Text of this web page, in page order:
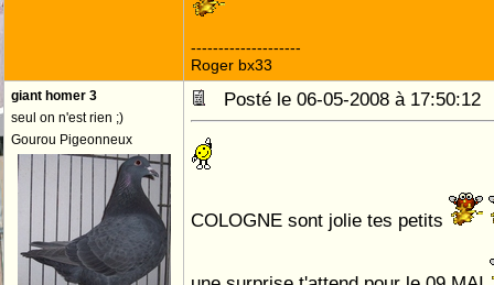
--------------------
Roger bx33
giant homer 3
seul on n'est rien ;)
Gourou Pigeonneux
Posté le 06-05-2008 à
COLOGNE sont jolie tes petits